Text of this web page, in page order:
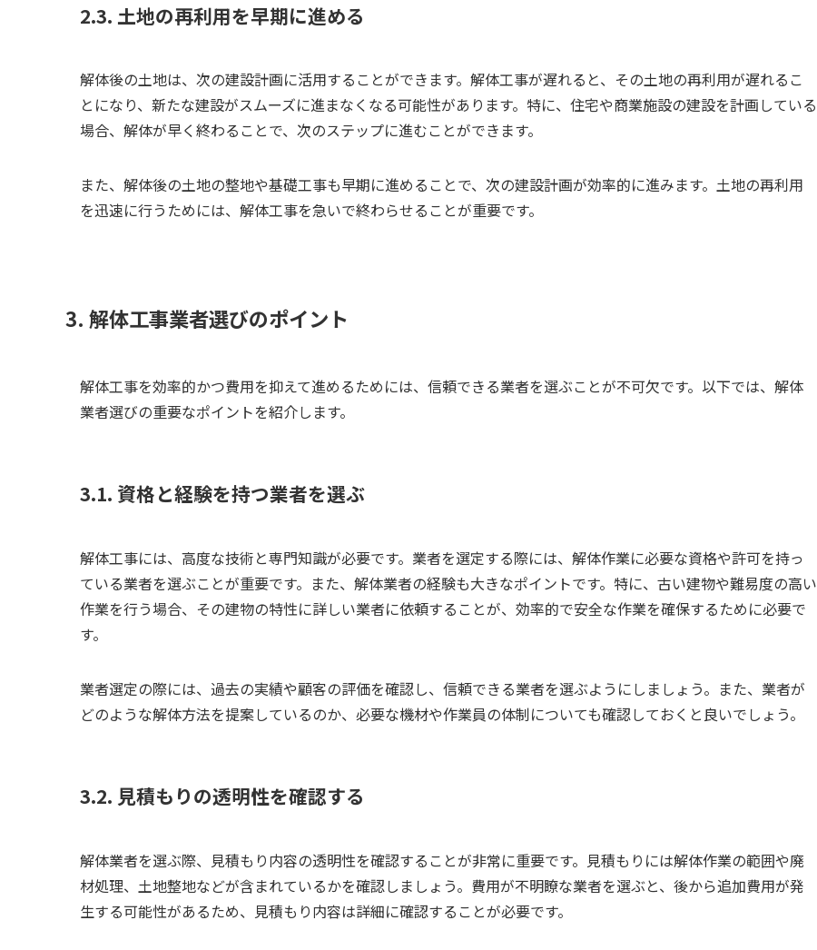
2.3. 土地の再利用を早期に進める
解体後の土地は、次の建設計画に活用することができます。解体工事が遅れると、その土地の再利用が遅れるこ
とになり、新たな建設がスムーズに進まなくなる可能性があります。特に、住宅や商業施設の建設を計画している
場合、解体が早く終わることで、次のステップに進むことができます。
また、解体後の土地の整地や基礎工事も早期に進めることで、次の建設計画が効率的に進みます。土地の再利用
を迅速に行うためには、解体工事を急いで終わらせることが重要です。
3. 解体工事業者選びのポイント
解体工事を効率的かつ費用を抑えて進めるためには、信頼できる業者を選ぶことが不可欠です。以下では、解体
業者選びの重要なポイントを紹介します。
3.1. 資格と経験を持つ業者を選ぶ
解体工事には、高度な技術と専門知識が必要です。業者を選定する際には、解体作業に必要な資格や許可を持っ
ている業者を選ぶことが重要です。また、解体業者の経験も大きなポイントです。特に、古い建物や難易度の高い
作業を行う場合、その建物の特性に詳しい業者に依頼することが、効率的で安全な作業を確保するために必要で
す。
業者選定の際には、過去の実績や顧客の評価を確認し、信頼できる業者を選ぶようにしましょう。また、業者が
どのような解体方法を提案しているのか、必要な機材や作業員の体制についても確認しておくと良いでしょう。
3.2. 見積もりの透明性を確認する
解体業者を選ぶ際、見積もり内容の透明性を確認することが非常に重要です。見積もりには解体作業の範囲や廃
材処理、土地整地などが含まれているかを確認しましょう。費用が不明瞭な業者を選ぶと、後から追加費用が発
生する可能性があるため、見積もり内容は詳細に確認することが必要です。